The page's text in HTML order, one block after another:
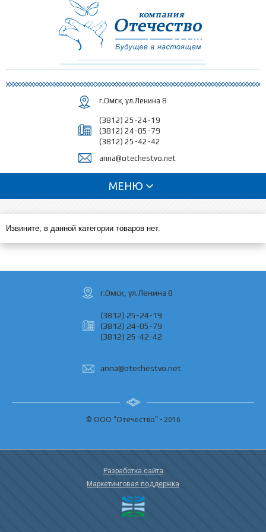
Перейти к
основному
содержанию
г.Омск, ул.Ленина 8
(3812) 25-24-19
(3812) 24-05-79
(3812) 25-42-42
anna@otechestvo.net
МЕНЮ
Извините, в данной категории товаров нет.
г.Омск, ул.Ленина 8
(3812) 25-24-19
(3812) 24-05-79
(3812) 25-42-42
anna@otechestvo.net
© ООО “Отечество” - 2016
Разработка сайта
Маркетинговая поддержка